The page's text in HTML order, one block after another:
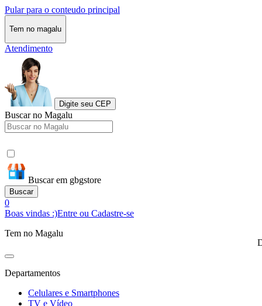
Pular para o conteudo principal
Tem no magalu
Atendimento
Digite seu CEP
Buscar no Magalu
Buscar em gbgstore
Buscar
0
Boas vindas :)Entre ou Cadastre-se
Tem no Magalu
Departamentos
Celulares e Smartphones
TV e Vídeo